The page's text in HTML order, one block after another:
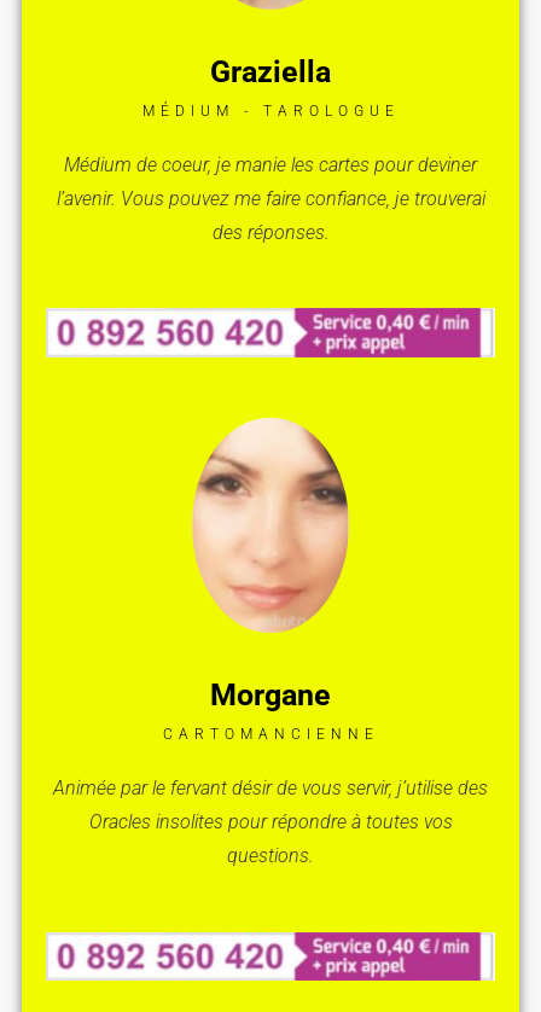
Graziella
MÉDIUM - TAROLOGUE
Médium de coeur, je manie les cartes pour deviner
l’avenir. Vous pouvez me faire confiance, je trouverai
des réponses.
Morgane
CARTOMANCIENNE
Animée par le fervant désir de vous servir, j’utilise des
Oracles insolites pour répondre à toutes vos
questions.